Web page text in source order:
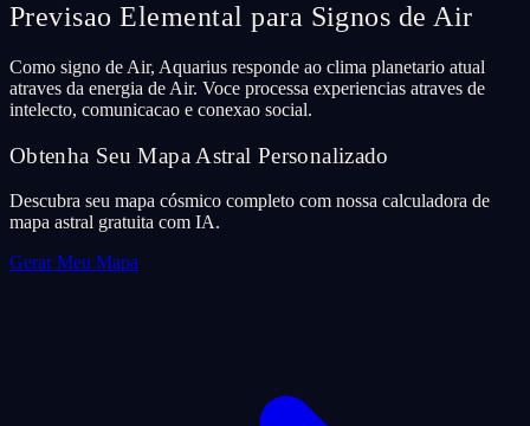
Previsao Elemental para Signos de Air
Como signo de Air, Aquarius responde ao clima planetario atual
atraves da energia de Air. Voce processa experiencias atraves de
intelecto, comunicacao e conexao social.
Obtenha Seu Mapa Astral Personalizado
Descubra seu mapa cósmico completo com nossa calculadora de
mapa astral gratuita com IA.
Gerar Meu Mapa